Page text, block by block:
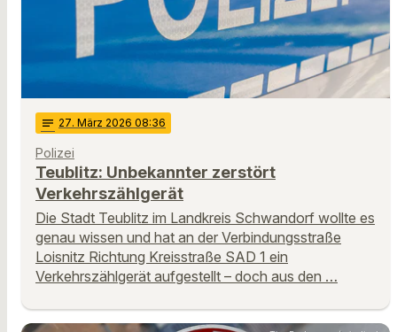
notes 27. März 2026 08:36
Polizei
Teublitz: Unbekannter zerstört
Verkehrszählgerät
Die Stadt Teublitz im Landkreis Schwandorf wollte es
genau wissen und hat an der Verbindungsstraße
Loisnitz Richtung Kreisstraße SAD 1 ein
Verkehrszählgerät aufgestellt – doch aus den …